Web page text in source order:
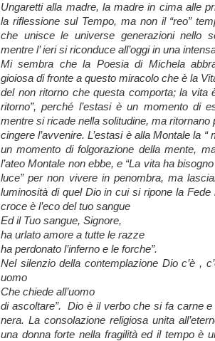
Ungaretti alla madre, la madre in cima alle
la riflessione sul Tempo, ma non il “reo”
che unisce le universe generazioni nello
mentre l’ ieri si riconduce all’oggi in una
Mi sembra che la Poesia di Michela
gioiosa di fronte a questo miracolo che è la
del non ritorno che questa comporta; la vita
ritorno”, perché l’estasi è un momento di
mentre si ricade nella solitudine, ma ritornano
cingere l’avvenire. L’estasi è alla Montale la
un momento di folgorazione della mente,
l’ateo Montale non ebbe, e “La vita ha
luce” per non vivere in penombra, ma
luminosità di quel Dio in cui si ripone la Fede
croce è l’eco del tuo sangue
Ed il Tuo sangue, Signore,
ha urlato amore a tutte le razze
ha perdonato l’inferno e le forche”.
Nel silenzio della contemplazione Dio c’è ,
uomo
Che chiede all’uomo
di ascoltare”. Dio è il verbo che si fa carne e
nera. La consolazione religiosa unita
una donna forte nella fragilità ed il tempo è